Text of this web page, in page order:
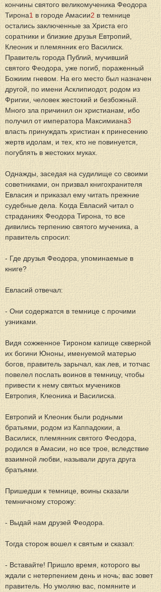
кончины святого великомученика Феодора
Тирона1 в городе Амасии2 в темнице
остались заключенные за Христа его
соратники и близкие друзья Евтропий,
Клеоник и племянник его Василиск.
Правитель города Публий, мучивший
святого Феодора, уже погиб, пораженный
Божиим гневом. На его место был назначен
другой, по имени Асклипиодот, родом из
Фригии, человек жестокий и безбожный.
Много зла причинил он христианам, ибо
получил от императора Максимиана3
власть принуждать христиан к принесению
жертв идолам, и тех, кто не повинуется,
погублять в жестоких муках.
Однажды, заседая на судилище со своими
советниками, он призвал книгохранителя
Евласия и приказал ему читать прежние
судебные дела. Когда Евласий читал о
страданиях Феодора Тирона, то все
дивились терпению святого мученика, а
правитель спросил:
- Где друзья Феодора, упоминаемые в
книге?
Евласий отвечал:
- Они содержатся в темнице с прочими
узниками.
Видя сожженное Тироном капище скверной
их богини Юноны, именуемой матерью
богов, правитель зарычал, как лев, и тотчас
повелел послать воинов в темницу, чтобы
привести к нему святых мучеников
Евтропия, Клеоника и Василиска.
Евтропий и Клеоник были родными
братьями, родом из Каппадокии, а
Василиск, племянник святого Феодора,
родился в Амасии, но все трое, вследствие
взаимной любви, называли друга друга
братьями.
Пришедши к темнице, воины сказали
темничному сторожу:
- Выдай нам друзей Феодора.
Тогда сторож вошел к святым и сказал:
- Вставайте! Пришло время, которого вы
ждали с нетерпением день и ночь; вас зовет
правитель. Но умоляю вас, помяните и